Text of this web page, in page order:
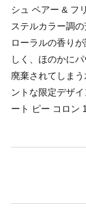
シュ ペアー & フ
ステルカラー調
ローラルの香り
しく、ほのかに
廃棄されてしま
ントな限定デザ
ート ピー コロン